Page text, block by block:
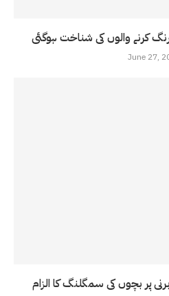
کرنے والوں کی شناخت ہوگئی
June 27,